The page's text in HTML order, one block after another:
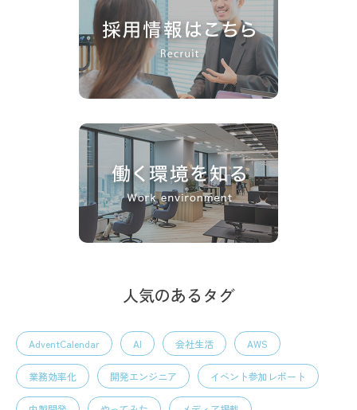
人気のあるタグ
AdventCalendar AI 会社生活 AWS
業務効率化 開発エンジニア イベント参加レポート